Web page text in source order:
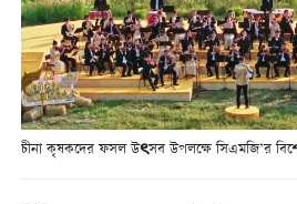
চীনা কৃষকদের ফসল উৎসব উপলক্ষে সিএমজি’র